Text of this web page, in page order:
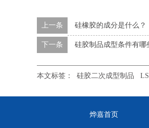
上一条 硅橡胶的成分是什么？
下一条 硅胶制品成型条件有哪
本文标签： 硅胶二次成型制品
烨嘉首页